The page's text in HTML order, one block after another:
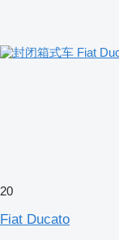
20
Fiat Ducato